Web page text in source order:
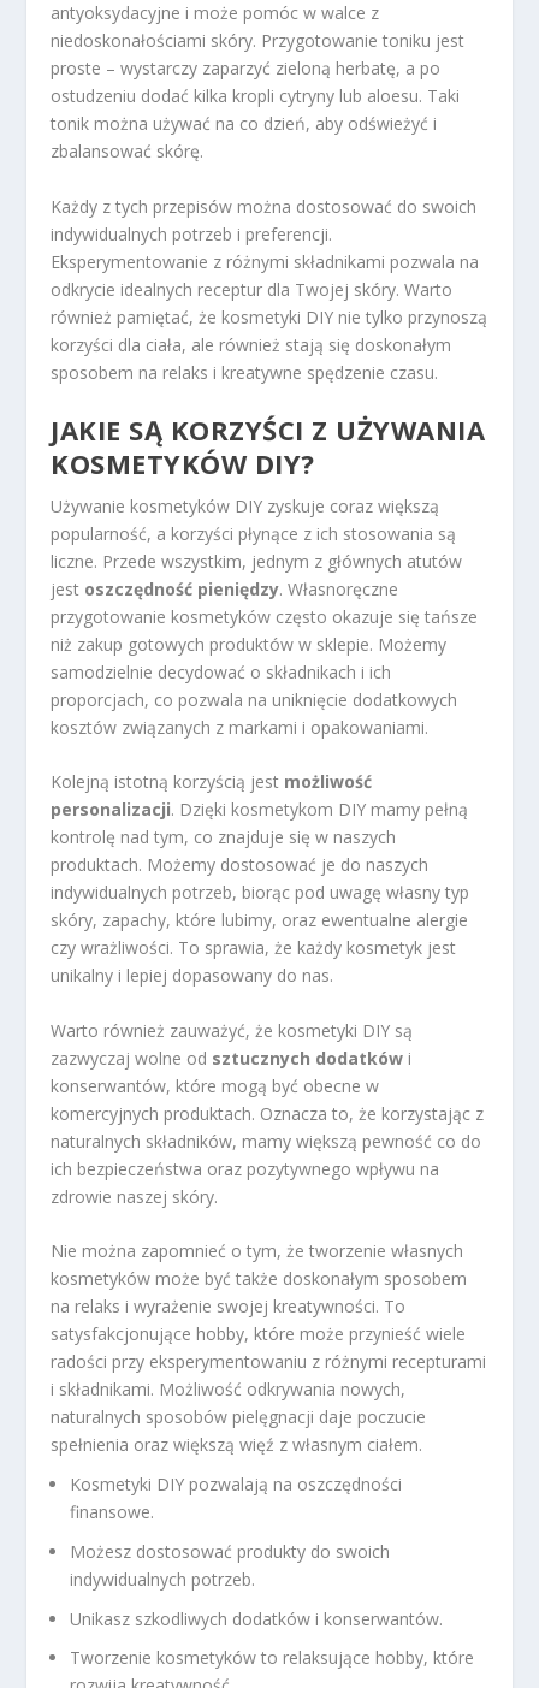
antyoksydacyjne i może pomóc w walce z
niedoskonałościami skóry. Przygotowanie toniku jest
proste – wystarczy zaparzyć zieloną herbatę, a po
ostudzeniu dodać kilka kropli cytryny lub aloesu. Taki
tonik można używać na co dzień, aby odświeżyć i
zbalansować skórę.
Każdy z tych przepisów można dostosować do swoich
indywidualnych potrzeb i preferencji.
Eksperymentowanie z różnymi składnikami pozwala na
odkrycie idealnych receptur dla Twojej skóry. Warto
również pamiętać, że kosmetyki DIY nie tylko przynoszą
korzyści dla ciała, ale również stają się doskonałym
sposobem na relaks i kreatywne spędzenie czasu.
JAKIE SĄ KORZYŚCI Z UŻYWANIA
KOSMETYKÓW DIY?
Używanie kosmetyków DIY zyskuje coraz większą
popularność, a korzyści płynące z ich stosowania są
liczne. Przede wszystkim, jednym z głównych atutów
jest oszczędność pieniędzy. Własnoręczne
przygotowanie kosmetyków często okazuje się tańsze
niż zakup gotowych produktów w sklepie. Możemy
samodzielnie decydować o składnikach i ich
proporcjach, co pozwala na uniknięcie dodatkowych
kosztów związanych z markami i opakowaniami.
Kolejną istotną korzyścią jest możliwość
personalizacji. Dzięki kosmetykom DIY mamy pełną
kontrolę nad tym, co znajduje się w naszych
produktach. Możemy dostosować je do naszych
indywidualnych potrzeb, biorąc pod uwagę własny typ
skóry, zapachy, które lubimy, oraz ewentualne alergie
czy wrażliwości. To sprawia, że każdy kosmetyk jest
unikalny i lepiej dopasowany do nas.
Warto również zauważyć, że kosmetyki DIY są
zazwyczaj wolne od sztucznych dodatków i
konserwantów, które mogą być obecne w
komercyjnych produktach. Oznacza to, że korzystając z
naturalnych składników, mamy większą pewność co do
ich bezpieczeństwa oraz pozytywnego wpływu na
zdrowie naszej skóry.
Nie można zapomnieć o tym, że tworzenie własnych
kosmetyków może być także doskonałym sposobem
na relaks i wyrażenie swojej kreatywności. To
satysfakcjonujące hobby, które może przynieść wiele
radości przy eksperymentowaniu z różnymi recepturami
i składnikami. Możliwość odkrywania nowych,
naturalnych sposobów pielęgnacji daje poczucie
spełnienia oraz większą więź z własnym ciałem.
Kosmetyki DIY pozwalają na oszczędności
finansowe.
Możesz dostosować produkty do swoich
indywidualnych potrzeb.
Unikasz szkodliwych dodatków i konserwantów.
Tworzenie kosmetyków to relaksujące hobby, które